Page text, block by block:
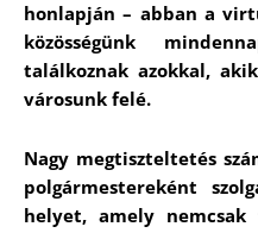
honlapján – abban a
közösségünk
találkoznak azokkal,
városunk felé.
Nagy megtiszteltetés
polgármestereként
helyet, amely